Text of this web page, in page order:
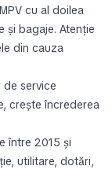
cu al doilea
și bagaje. Atenție
din cauza
de service
crește încrederea
între 2015 și
utilitare, dotări,